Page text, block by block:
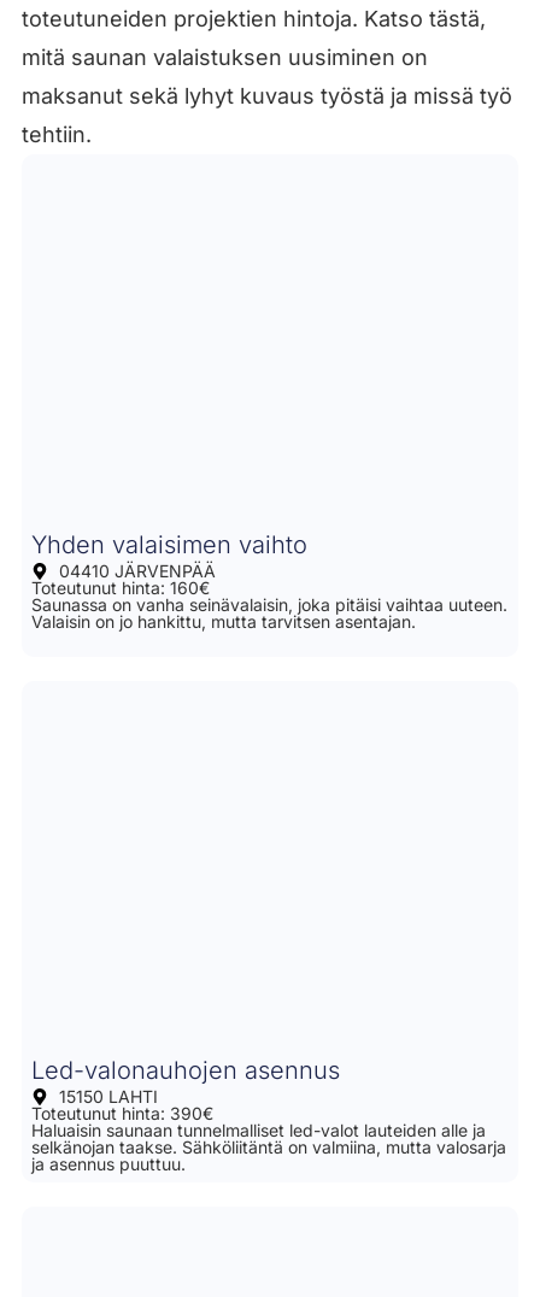
toteutuneiden projektien hintoja. Katso tästä,
mitä saunan valaistuksen uusiminen on
maksanut sekä lyhyt kuvaus työstä ja missä työ
tehtiin.
Yhden valaisimen vaihto
04410 JÄRVENPÄÄ
Toteutunut hinta: 160€
Saunassa on vanha seinävalaisin, joka pitäisi vaihtaa uuteen.
Valaisin on jo hankittu, mutta tarvitsen asentajan.
Led-valonauhojen asennus
15150 LAHTI
Toteutunut hinta: 390€
Haluaisin saunaan tunnelmalliset led-valot lauteiden alle ja
selkänojan taakse. Sähköliitäntä on valmiina, mutta valosarja
ja asennus puuttuu.